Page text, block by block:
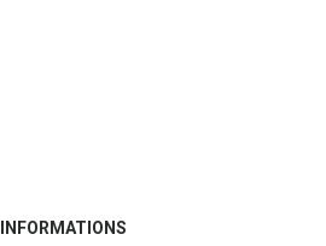
INFORMATIONS